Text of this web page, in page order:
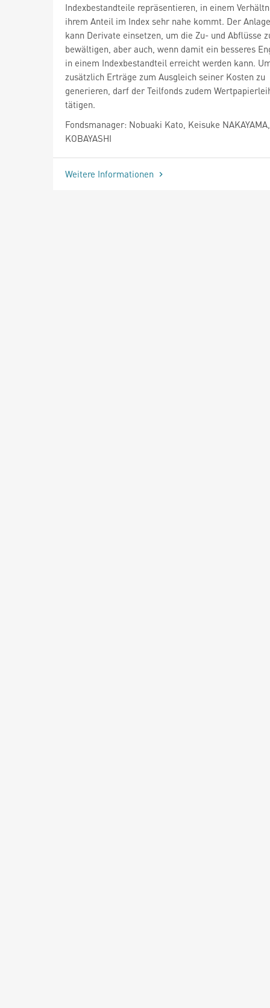
Indexbestandteile repräsentieren, in einem
ihrem Anteil im Index sehr nahe kommt. Der
kann Derivate einsetzen, um die Zu- und Abflüsse
bewältigen, aber auch, wenn damit ein besseres
in einem Indexbestandteil erreicht werden kann.
zusätzlich Erträge zum Ausgleich seiner Kosten zu
generieren, darf der Teilfonds zudem
tätigen.
Fondsmanager: Nobuaki Kato, Keisuke
KOBAYASHI
Weitere Informationen